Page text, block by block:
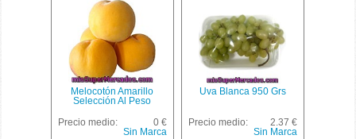
Melocotón Amarillo
Selección Al Peso
Precio medio:
0 €
Sin Marca
Uva Blanca 950 Grs
Precio medio:
2.37 €
Sin Marca